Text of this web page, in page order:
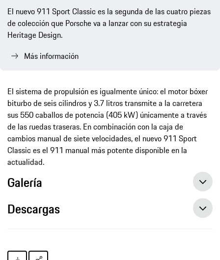
El nuevo 911 Sport Classic es la segunda de las cuatro piezas
de colección que Porsche va a lanzar con su estrategia
Heritage Design.
Más información
El sistema de propulsión es igualmente único: el motor bóxer
biturbo de seis cilindros y 3.7 litros transmite a la carretera
sus 550 caballos de potencia (405 kW) únicamente a través
de las ruedas traseras. En combinación con la caja de
cambios manual de siete velocidades, el nuevo 911 Sport
Classic es el 911 manual más potente disponible en la
actualidad.
Galería
Descargas